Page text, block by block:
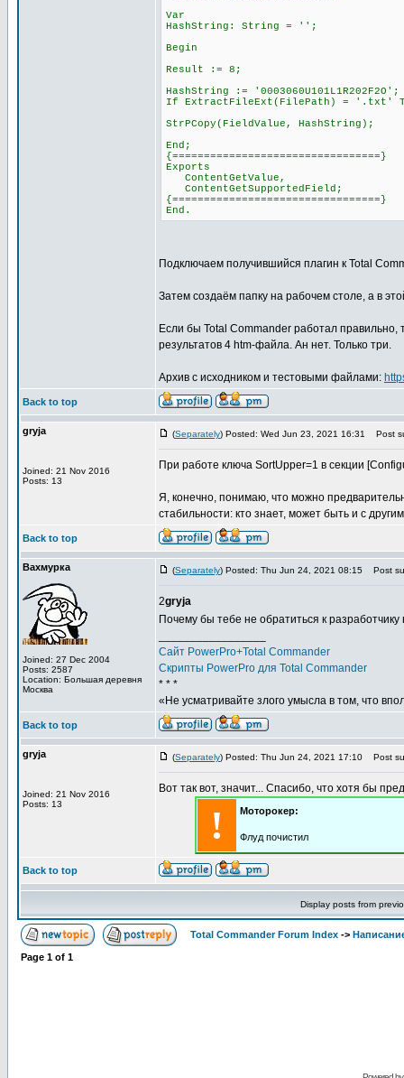
Var
HashString: String = '';
Begin
Result := 8;
HashString := '0003060U101L1R202F2O';
If ExtractFileExt(FilePath) = '.txt'
StrPCopy(FieldValue, HashString);
End;
{=================================}
Exports
ContentGetValue,
ContentGetSupportedField;
{=================================}
End.
Подключаем получившийся плагин к Total
Затем создаём папку на рабочем столе, а в
Если бы Total Commander работал правильно,
результатов 4 htm-файла. Ан нет. Только три.
Архив с исходником и тестовыми файлами:
Back to top
gryja
Joined: 21 Nov 2016
Posts: 13
(Separately) Posted: Wed Jun 23, 2021 16:31 Post
При работе ключа SortUpper=1 в секции
Я, конечно, понимаю, что можно
стабильности: кто знает, может быть и с
Back to top
Вахмурка
Joined: 27 Dec 2004
Posts: 2587
Location: Большая деревня
Москва
(Separately) Posted: Thu Jun 24, 2021 08:15 Post
2gryja
Почему бы тебе не обратиться к
Сайт PowerPro+Total Commander
Скрипты PowerPro для Total Commander
* * *
«Не усматривайте злого умысла в том, что
Back to top
gryja
Joined: 21 Nov 2016
Posts: 13
(Separately) Posted: Thu Jun 24, 2021 17:10 Post
Вот так вот, значит... Спасибо, что хотя бы
! Моторокер:
Флуд почистил
Back to top
Display posts from
Total Commander Forum Index ->
Page 1 of 1